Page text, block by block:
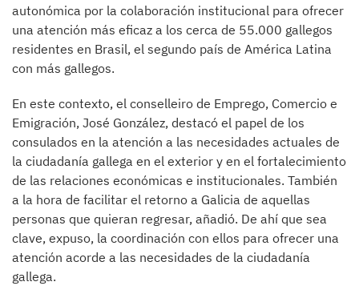
autonómica por la colaboración institucional para ofrecer
una atención más eficaz a los cerca de 55.000 gallegos
residentes en Brasil, el segundo país de América Latina
con más gallegos.
En este contexto, el conselleiro de Emprego, Comercio e
Emigración, José González, destacó el papel de los
consulados en la atención a las necesidades actuales de
la ciudadanía gallega en el exterior y en el fortalecimiento
de las relaciones económicas e institucionales. También
a la hora de facilitar el retorno a Galicia de aquellas
personas que quieran regresar, añadió. De ahí que sea
clave, expuso, la coordinación con ellos para ofrecer una
atención acorde a las necesidades de la ciudadanía
gallega.